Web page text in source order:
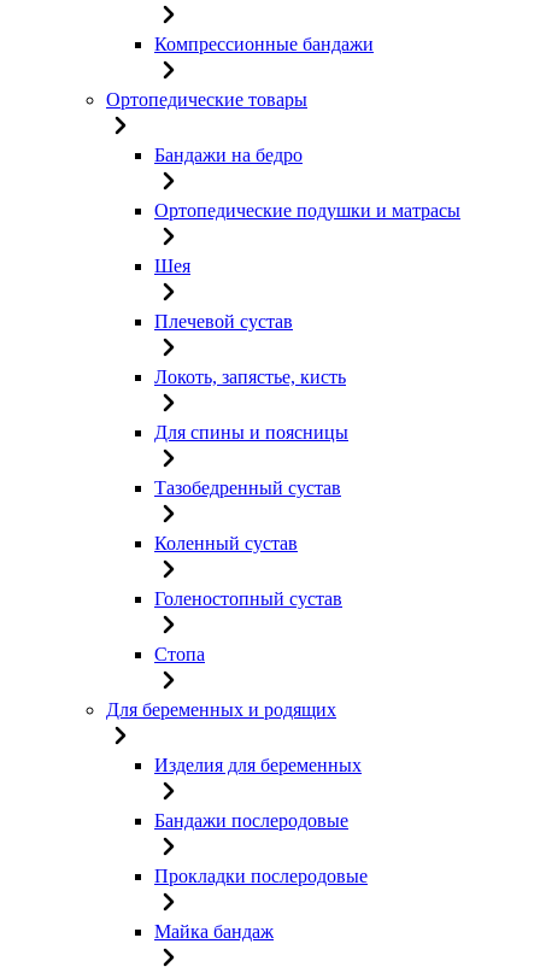
Компрессионные бандажи
Ортопедические товары
Бандажи на бедро
Ортопедические подушки и матрасы
Шея
Плечевой сустав
Локоть, запястье, кисть
Для спины и поясницы
Тазобедренный сустав
Коленный сустав
Голеностопный сустав
Стопа
Для беременных и родящих
Изделия для беременных
Бандажи послеродовые
Прокладки послеродовые
Майка бандаж